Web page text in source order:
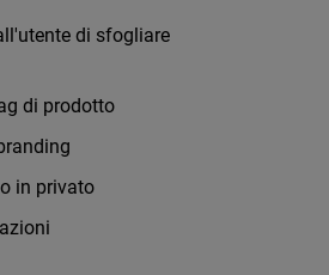
di sfogliare
di prodotto
in privato